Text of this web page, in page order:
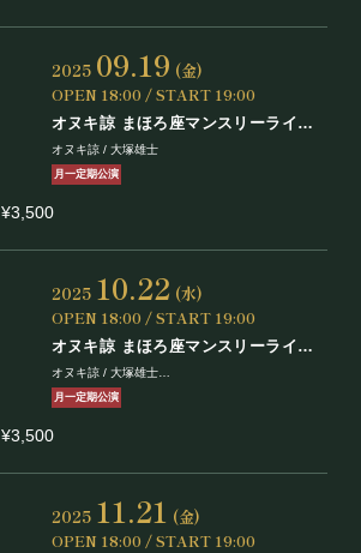
2025 09.19 (金)
OPEN 18:00 / START 19:00
オヌキ諒 まほろ座マンスリーライブ
Vol.2
オヌキ諒 / 大塚雄士
月一定期公演
¥3,500
2025 10.22 (水)
OPEN 18:00 / START 19:00
オヌキ諒 まほろ座マンスリーライブ
Vol.3
オヌキ諒 / 大塚雄士
中里学 / ALLaNHiLLZ
月一定期公演
¥3,500
2025 11.21 (金)
OPEN 18:00 / START 19:00